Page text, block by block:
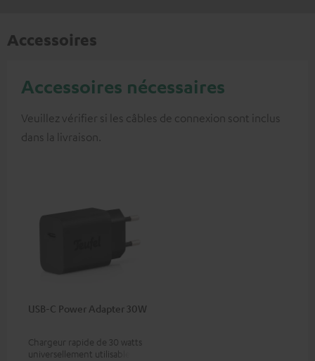
Accessoires
Accessoires nécessaires
Veuillez vérifier si les câbles de connexion sont inclus
dans la livraison.
USB-C Power Adapter 30W
Chargeur rapide de 30 watts
universellement utilisable